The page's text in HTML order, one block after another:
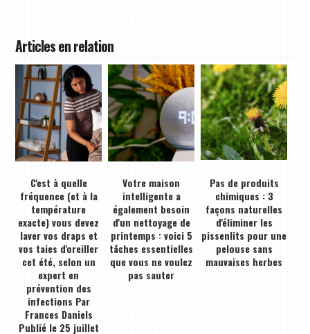
Articles en relation
C'est à quelle
fréquence (et à la
température
exacte) vous devez
laver vos draps et
vos taies d'oreiller
cet été, selon un
expert en
prévention des
infections Par
Frances Daniels
Publié le 25 juillet
Votre maison
intelligente a
également besoin
d'un nettoyage de
printemps : voici 5
tâches essentielles
que vous ne voulez
pas sauter
Pas de produits
chimiques : 3
façons naturelles
d'éliminer les
pissenlits pour une
pelouse sans
mauvaises herbes